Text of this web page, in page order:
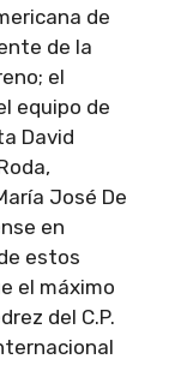
de
de la
el
equipo de
David
José De
en
estos
el máximo
del C.P.